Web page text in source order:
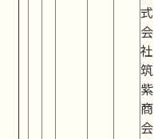
式
会
社
筑
紫
商
会